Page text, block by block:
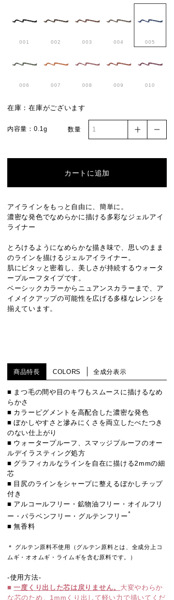
001 002 003 004 005
006 007 008 009 010
在庫：在庫がございます
内容量：0.1g 数量
カートに追加
アイラインをもっと自由に、簡単に。
濃密な発色でなめらかに描ける多彩なジェルアイ
ライナー
とろけるようになめらかな描き味で、思いのまま
のラインを描けるジェルアイライナー。
肌にピタッと密着し、美しさが持続するウォータ
ープルーフタイプです。
ベーシックカラーからニュアンスカラーまで、ア
イメイクアップの可能性を広げる多様なレンジを
揃えています。
商品特長 COLORS 全成分表示
■ まつ毛の間や目のキワもスムースに描けるなめ
らかさ
■ カラーピグメントを高配合した濃密な発色
■ ぼかしやすさと滲みにくさを両立したべたつき
のない仕上がり
■ ウォータープルーフ、スマッジプルーフのオー
ルデイラスティング処方
■ グラフィカルなラインを自在に描ける2mmの細
芯
■ 目尻のラインをシャープに整えるぼかしチップ
付き
■ アルコールフリー・鉱物油フリー・オイルフリ
ー・パラベンフリー・グルテンフリー*
■ 無香料
＊ グルテン原料不使用（グルテン原料とは、全成分上コ
ムギ・オオムギ・ライムギを含む原料です。）
-使用方法-
■一度くり出した芯は戻りません。 大変やわらか
な芯のため、1mmくり出して軽い力で描いてくだ